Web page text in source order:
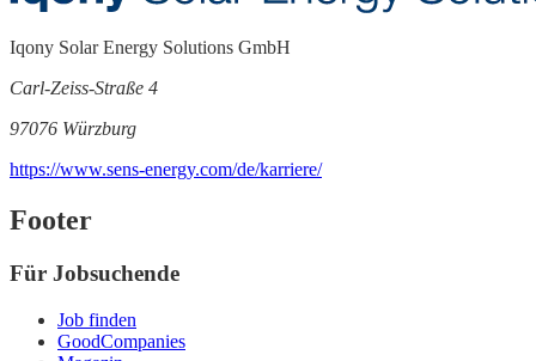
Iqony Solar Energy Solutions GmbH
Carl-Zeiss-Straße 4
97076 Würzburg
https://www.sens-energy.com/de/karriere/
Footer
Für Jobsuchende
Job finden
GoodCompanies